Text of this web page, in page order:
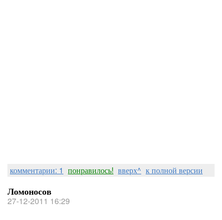
комментарии: 1 понравилось! вверх^ к полной версии
Ломоносов
27-12-2011 16:29